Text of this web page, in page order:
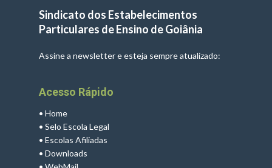
Sindicato dos Estabelecimentos
Particulares de Ensino de Goiânia
Assine a newsletter e esteja sempre atualizado:
Acesso Rápido
• Home
• Selo Escola Legal
• Escolas Afiliadas
• Downloads